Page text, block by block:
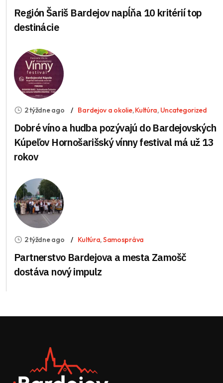
Región Šariš Bardejov napĺňa 10 kritérií top
destinácie
2 týždne ago Bardejov a okolie,Kultúra, Uncategorized
Dobré víno a hudba pozývajú do Bardejovských
Kúpeľov Hornošarišský vínny festival má už 13
rokov
2 týždne ago Kultúra,Samospráva
Partnerstvo Bardejova a mesta Zamošč
dostáva nový impulz